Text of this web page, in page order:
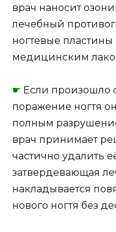
врач наносит
лечебный
ногтевые
медицинским
☛ Если произошло
поражение ногтя
полным
врач принимает
частично удалить
затвердевающая
накладывается
нового ногтя без